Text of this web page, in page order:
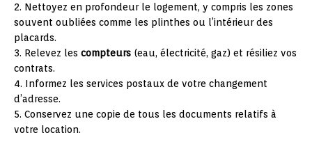
2. Nettoyez en profondeur le logement, y compris les zones
souvent oubliées comme les plinthes ou l’intérieur des
placards.
3. Relevez les compteurs (eau, électricité, gaz) et résiliez vos
contrats.
4. Informez les services postaux de votre changement
d’adresse.
5. Conservez une copie de tous les documents relatifs à
votre location.